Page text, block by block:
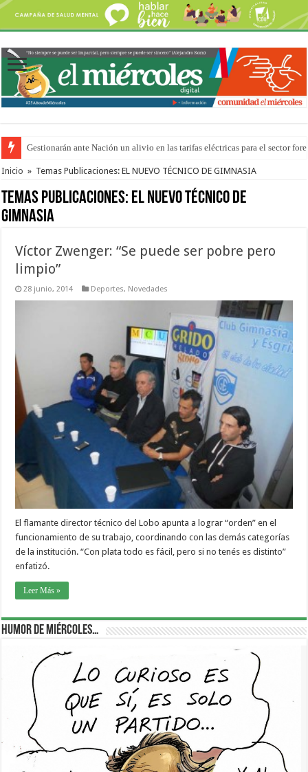
Gestionarán ante Nación un alivio en las tarifas eléctricas para el sector
La media sanción a la ley de Inviolabilidad ya ingresó en revisión a
Inicio » Temas Publicaciones: EL NUEVO TÉCNICO DE GIMNASIA
Temas Publicaciones: EL NUEVO TÉCNICO DE
GIMNASIA
Víctor Zwenger: “Se puede ser pobre pero
limpio”
28 junio, 2014 Deportes, Novedades
El flamante director técnico del Lobo apunta a lograr “orden” en el
funcionamiento de su trabajo, coordinando con las demás categorías
de la institución. “Con plata todo es fácil, pero si no tenés es distinto”
enfatizó.
Leer Más »
Humor de Miércoles…